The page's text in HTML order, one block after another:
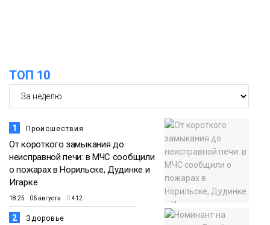
ТОП 10
1 Происшествия
От короткого замыкания до
неисправной печи: в МЧС сообщили
о пожарах в Норильске, Дудинке и
Игарке
18:25 06 августа 412
2 Здоровье